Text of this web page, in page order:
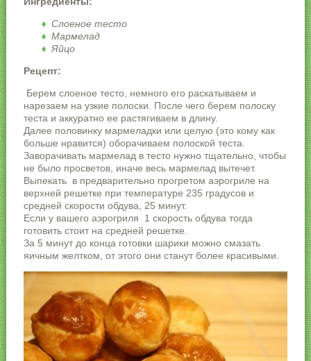
Слоеное тесто
Мармелад
Яйцо
Рецепт:
Берем слоеное тесто, немного его раскатываем и
нарезаем на узкие полоски. После чего берем полоску
теста и аккуратно ее растягиваем в длину.
Далее половинку мармеладки или целую (это кому как
больше нравится) оборачиваем полоской теста.
Заворачивать мармелад в тесто нужно тщательно, чтобы
не было просветов, иначе весь мармелад вытечет.
Выпекать в предварительно прогретом аэрогриле на
верхней решетке при температуре 235 градусов и
средней скорости обдува, 25 минут.
Если у вашего аэрогриля 1 скорость обдува тогда
готовить стоит на средней решетке.
За 5 минут до конца готовки шарики можно смазать
яичным желтком, от этого они станут более красивыми.